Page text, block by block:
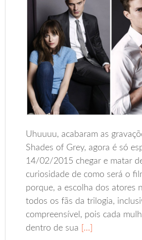
Uhuuuu, acabaram as
Shades of Grey, agora é só
14/02/2015 chegar e matar
curiosidade de como será o
porque, a escolha dos atores
todos os fãs da trilogia,
compreensível, pois cada
dentro de sua […]